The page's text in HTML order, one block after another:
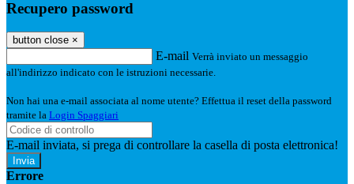
Recupero password
button close ×
E-mail Verrà inviato un messaggio
all'indirizzo indicato con le istruzioni necessarie.
Non hai una e-mail associata al nome utente? Effettua il reset della password
tramite la Login Spaggiari
E-mail inviata, si prega di controllare la casella di posta elettronica!
Errore